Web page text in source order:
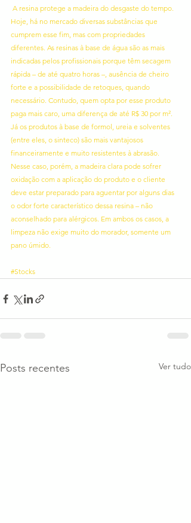
A resina protege a madeira do desgaste do tempo.
Hoje, há no mercado diversas substâncias que
cumprem esse fim, mas com propriedades
diferentes. As resinas à base de água são as mais
indicadas pelos profissionais porque têm secagem
rápida – de até quatro horas –, ausência de cheiro
forte e a possibilidade de retoques, quando
necessário. Contudo, quem opta por esse produto
paga mais caro, uma diferença de até R$ 30 por m².
Já os produtos à base de formol, ureia e solventes
(entre eles, o sinteco) são mais vantajosos
financeiramente e muito resistentes à abrasão.
Nesse caso, porém, a madeira clara pode sofrer
oxidação com a aplicação do produto e o cliente
deve estar preparado para aguentar por alguns dias
o odor forte característico dessa resina – não
aconselhado para alérgicos. Em ambos os casos, a
limpeza não exige muito do morador, somente um
pano úmido.
#Stocks
Posts recentes Ver tudo